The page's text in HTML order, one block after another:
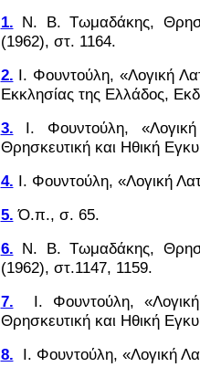
1. Ν. Β. Τωμαδάκης,
(1962), στ. 1164.
2. Ι. Φουντούλη, «Λογική
Εκκλησίας της Ελλάδος,
3. Ι. Φουντούλη,
Θρησκευτική και Ηθική
4. Ι. Φουντούλη, «Λογική
5. Ό.π., σ. 65.
6. Ν. Β. Τωμαδάκης,
(1962), στ.1147, 1159.
7. Ι. Φουντούλη,
Θρησκευτική και Ηθική
8. Ι. Φουντούλη, «Λογική